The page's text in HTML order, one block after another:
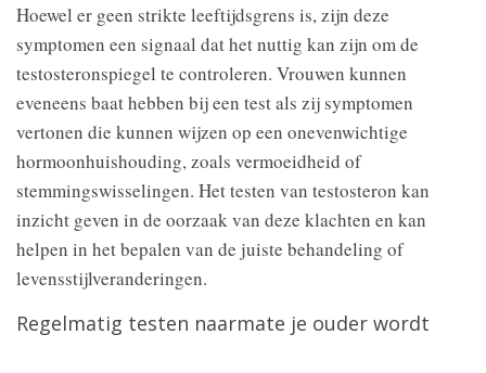
Hoewel er geen strikte leeftijdsgrens is, zijn deze
symptomen een signaal dat het nuttig kan zijn om de
testosteronspiegel te controleren. Vrouwen kunnen
eveneens baat hebben bij een test als zij symptomen
vertonen die kunnen wijzen op een onevenwichtige
hormoonhuishouding, zoals vermoeidheid of
stemmingswisselingen. Het testen van testosteron kan
inzicht geven in de oorzaak van deze klachten en kan
helpen in het bepalen van de juiste behandeling of
levensstijlveranderingen.
Regelmatig testen naarmate je ouder wordt